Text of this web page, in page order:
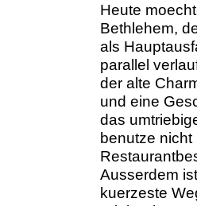
Heute
Bethlehem,
als
parallel
der alte
und eine
das
benutze
Ausserdem
kuerzeste